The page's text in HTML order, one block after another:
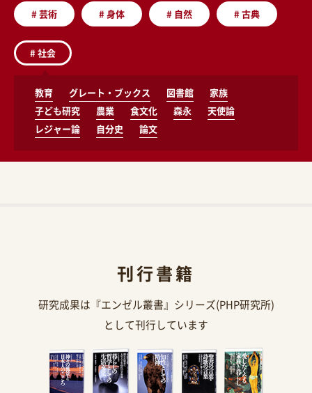
#芸術 #身体 # 自然 #古典
#社会
教育 グレート・ブックス 図書館
家族
子ども研究
農業 食文化 森永
天使論
レジャー論
自分史 論文
刊行書籍
研究成果は『エンゼル叢書』シリーズ(PHP研究所)
として刊行しています